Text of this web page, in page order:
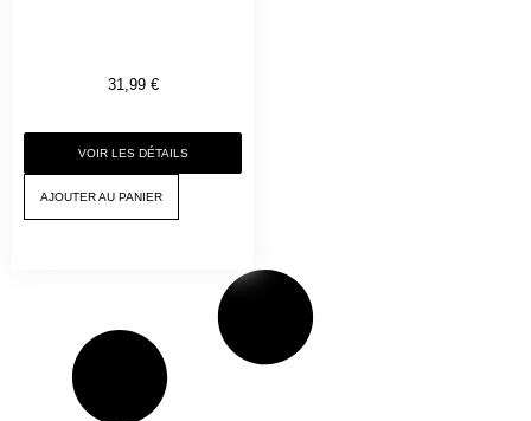
31,99 €
VOIR LES DÉTAILS
AJOUTER AU PANIER